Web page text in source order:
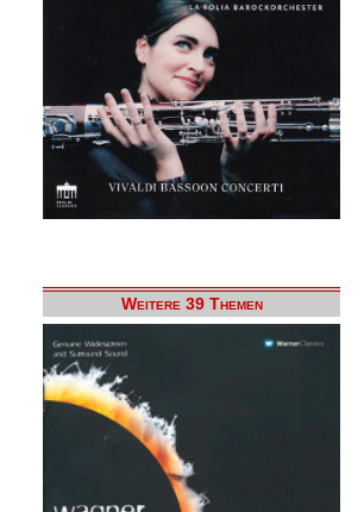
Weitere 39 Themen